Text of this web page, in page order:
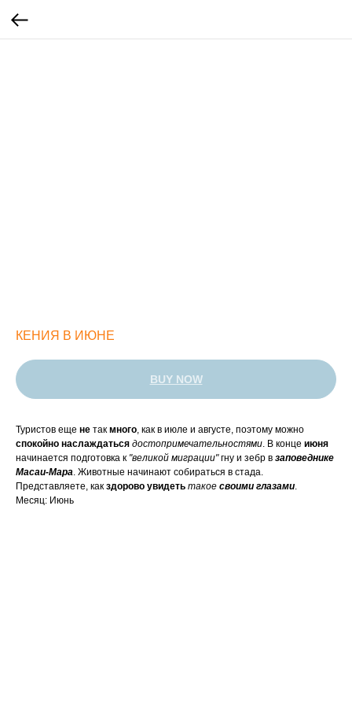
КЕНИЯ В ИЮНЕ
BUY NOW
Туристов еще не так много, как в июле и августе, поэтому можно
спокойно наслаждаться достопримечательностями. В конце июня
начинается подготовка к "великой миграции"гну и зебр в заповеднике
Масаи-Мара. Животные начинают собираться в стада.
Представляете, как здорово увидеть такое своими глазами.
Месяц: Июнь